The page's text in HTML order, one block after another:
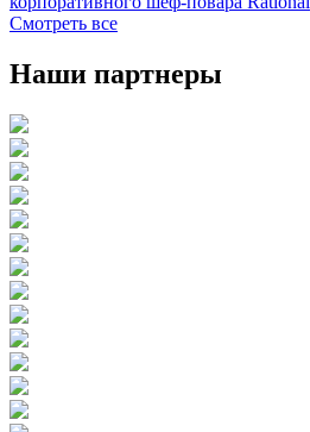
Смотреть все
Наши партнеры